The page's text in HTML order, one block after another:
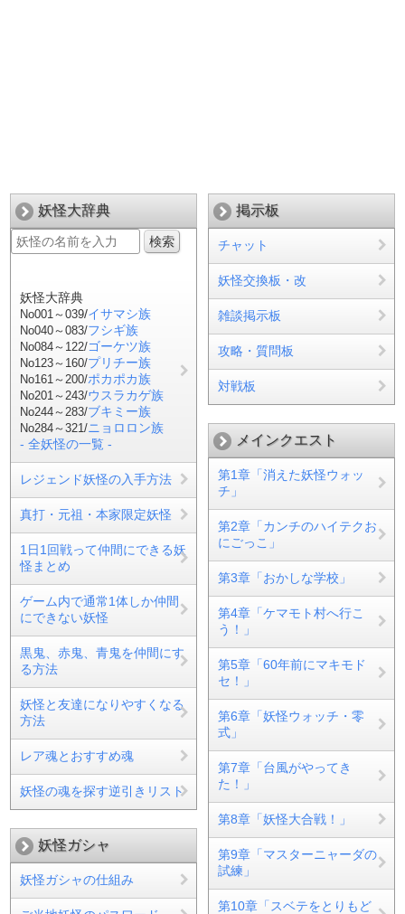
妖怪大辞典
妖怪大辞典
No001～039/イサマシ族
No040～083/フシギ族
No084～122/ゴーケツ族
No123～160/プリチー族
No161～200/ポカポカ族
No201～243/ウスラカゲ族
No244～283/ブキミー族
No284～321/ニョロロン族
- 全妖怪の一覧 -
レジェンド妖怪の入手方法
真打・元祖・本家限定妖怪
1日1回戦って仲間にできる妖
怪まとめ
ゲーム内で通常1体しか仲間
にできない妖怪
黒鬼、赤鬼、青鬼を仲間にす
る方法
妖怪と友達になりやすくなる
方法
レア魂とおすすめ魂
妖怪の魂を探す逆引きリスト
妖怪ガシャ
妖怪ガシャの仕組み
掲示板
チャット
妖怪交換板・改
雑談掲示板
攻略・質問板
対戦板
メインクエスト
第1章「消えた妖怪ウォッ
チ」
第2章「カンチのハイテクお
にごっこ」
第3章「おかしな学校」
第4章「ケマモト村へ行こ
う！」
第5章「60年前にマキモド
セ！」
第6章「妖怪ウォッチ・零
式」
第7章「台風がやってき
た！」
第8章「妖怪大合戦！」
第9章「マスターニャーダの
試練」
第10章「スベテをとりもど